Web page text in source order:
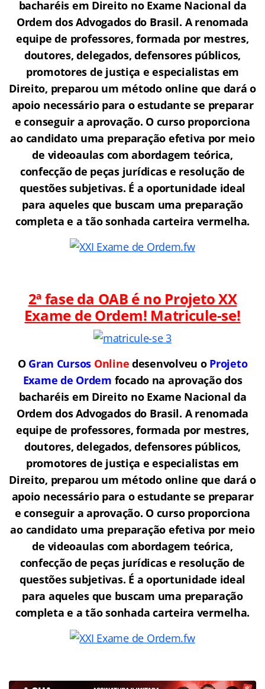
bacharéis em Direito no Exame Nacional da
Ordem dos Advogados do Brasil. A renomada
equipe de professores, formada por mestres,
doutores, delegados, defensores públicos,
promotores de justiça e especialistas em
Direito, preparou um método online que dará o
apoio necessário para o estudante se preparar
e conseguir a aprovação. O curso proporciona
ao candidato uma preparação efetiva por meio
de videoaulas com abordagem teórica,
confecção de peças jurídicas e resolução de
questões subjetivas. É a oportunidade ideal
para aqueles que buscam uma preparação
completa e a tão sonhada carteira vermelha.
2ª fase da OAB é no Projeto XX
Exame de Ordem! Matricule-se!
O Gran Cursos Online desenvolveu o Projeto
Exame de Ordem focado na aprovação dos
bacharéis em Direito no Exame Nacional da
Ordem dos Advogados do Brasil. A renomada
equipe de professores, formada por mestres,
doutores, delegados, defensores públicos,
promotores de justiça e especialistas em
Direito, preparou um método online que dará o
apoio necessário para o estudante se preparar
e conseguir a aprovação. O curso proporciona
ao candidato uma preparação efetiva por meio
de videoaulas com abordagem teórica,
confecção de peças jurídicas e resolução de
questões subjetivas. É a oportunidade ideal
para aqueles que buscam uma preparação
completa e a tão sonhada carteira vermelha.